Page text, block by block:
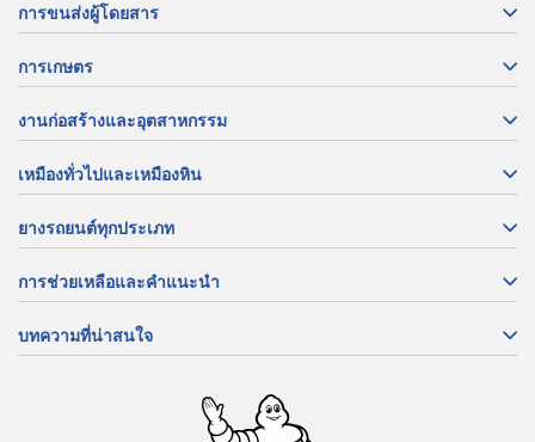
การขนส่งผู้โดยสาร
การเกษตร
งานก่อสร้างและอุตสาหกรรม
เหมืองทั่วไปและเหมืองหิน
ยางรถยนต์ทุกประเภท
การช่วยเหลือและคำแนะนำ
บทความที่น่าสนใจ